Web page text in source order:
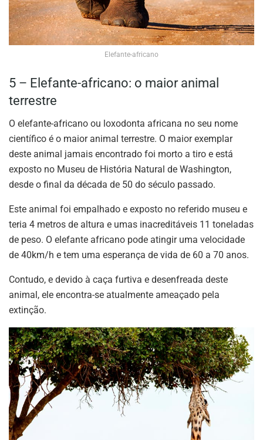
Elefante-africano
5 – Elefante-africano: o maior animal
terrestre
O elefante-africano ou loxodonta africana no seu nome
científico é o maior animal terrestre. O maior exemplar
deste animal jamais encontrado foi morto a tiro e está
exposto no Museu de História Natural de Washington,
desde o final da década de 50 do século passado.
Este animal foi empalhado e exposto no referido museu e
teria 4 metros de altura e umas inacreditáveis 11 toneladas
de peso. O elefante africano pode atingir uma velocidade
de 40km/h e tem uma esperança de vida de 60 a 70 anos.
Contudo, e devido à caça furtiva e desenfreada deste
animal, ele encontra-se atualmente ameaçado pela
extinção.